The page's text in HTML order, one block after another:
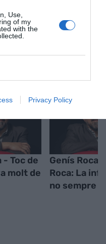
Use,
of my
with the
Privacy Policy
- Toc de
molt de
Genís Roca
Roca: La
no sempre